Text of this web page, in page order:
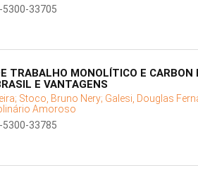
5300-33705
TRABALHO MONOLÍTICO E
E VANTAGENS
Stoco, Bruno Nery; Galesi, Douglas
Amoroso
5300-33785